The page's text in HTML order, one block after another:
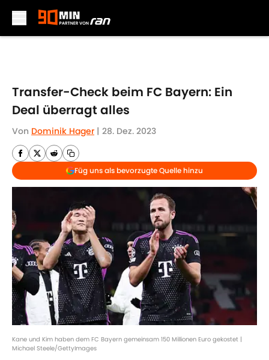
Transfer-Check beim FC Bayern: Ein
Deal überragt alles
Von Dominik Hager | 28. Dez. 2023
Füg uns als bevorzugte Quelle hinzu
Kane und Kim haben dem FC Bayern gemeinsam 150 Millionen Euro gekostet |
Michael Steele/GettyImages